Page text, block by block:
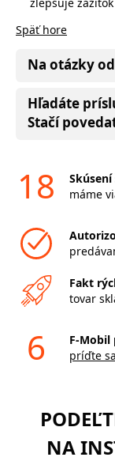
Späť hore
Na otázky
Hľadáte
Stačí
18
máme
Fakt
tovar
6
F-Mobil
príďte
NA